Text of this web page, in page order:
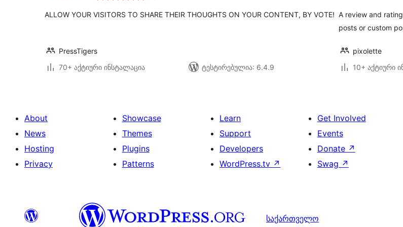
ALLOW YOUR VISITORS TO SHARE THEIR THOUGHTS ON YOUR CONTENT, BY VOTE!
PressTigers
70+ აქტიური ინსტალაცია
ტესტირებულია: 6.4.9
A review and
posts or custom
pixolette
10+ აქტიური
About
News
Hosting
Privacy
Showcase
Themes
Plugins
Patterns
Learn
Support
Developers
WordPress.tv ↗
Get Involved
Events
Donate ↗
Swag ↗
საქართველო